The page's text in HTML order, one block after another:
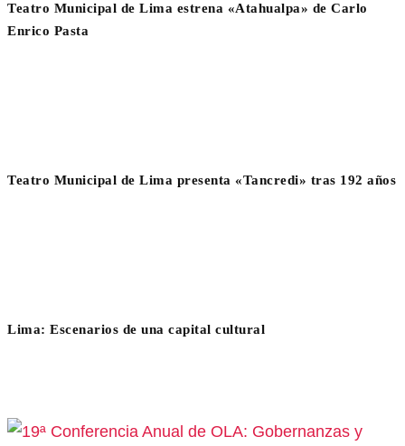
Teatro Municipal de Lima estrena «Atahualpa» de Carlo
Enrico Pasta
Teatro Municipal de Lima presenta «Tancredi» tras 192 años
Lima: Escenarios de una capital cultural